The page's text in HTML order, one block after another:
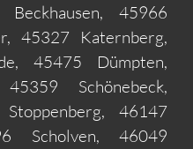
45966
45327 Katernberg,
45475 Dümpten,
Schönebeck,
46147
Scholven, 46049